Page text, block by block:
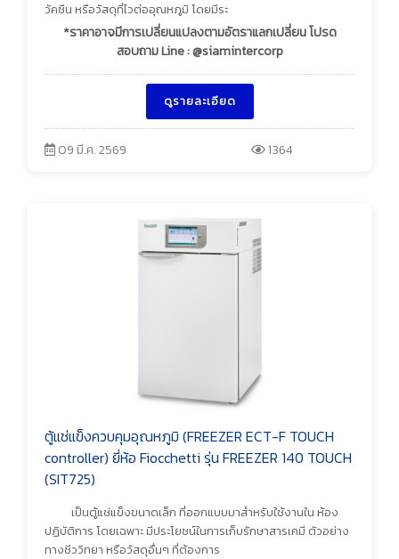
วัคซีน หรือวัสดุที่ไวต่ออุณหภูมิ โดยมีระ
*ราคาอาจมีการเปลี่ยนแปลงตามอัตราแลกเปลี่ยน โปรด
สอบถาม Line : @siamintercorp
ดูรายละเอียด
09 มี.ค. 2569 1364
ตู้แช่แข็งควบคุมอุณหภูมิ (FREEZER ECT-F TOUCH
controller) ยี่ห้อ Fiocchetti รุ่น FREEZER 140 TOUCH
(SIT725)
เป็นตู้แช่แข็งขนาดเล็ก ที่ออกแบบมาสำหรับใช้งานใน ห้อง
ปฏิบัติการ โดยเฉพาะ มีประโยชน์ในการเก็บรักษาสารเคมี ตัวอย่าง
ทางชีววิทยา หรือวัสดุอื่นๆ ที่ต้องการ